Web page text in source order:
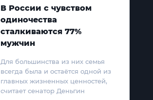
В России с чувством
одиночества
сталкиваются 77%
мужчин
Для большинства из них семья
всегда была и остаётся одной из
главных жизненных ценностей,
считает сенатор Деньгин